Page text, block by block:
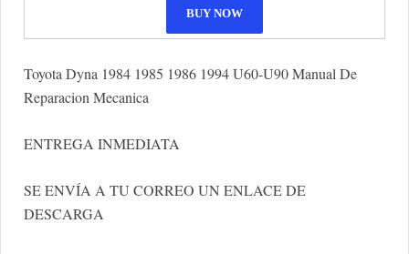
Toyota Dyna 1984 1985 1986 1994 U60-U90 Manual De
Reparacion Mecanica
ENTREGA INMEDIATA
SE ENVÍA A TU CORREO UN ENLACE DE
DESCARGA